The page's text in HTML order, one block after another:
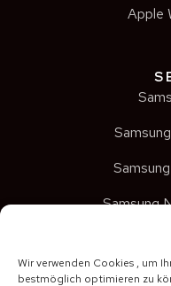
Wir verwenden Cookies , um
bestmöglich optimieren zu
Apple
Samsung